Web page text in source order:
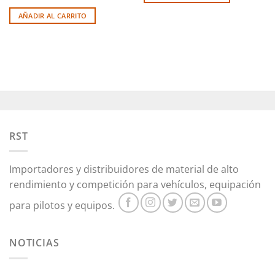
AÑADIR AL CARRITO
RST
Importadores y distribuidores de material de alto
rendimiento y competición para vehículos, equipación
para pilotos y equipos.
NOTICIAS